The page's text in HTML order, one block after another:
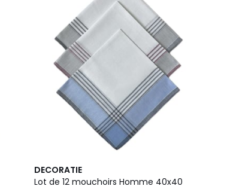
DECORATIE
Lot de 12 mouchoirs Homme 40x40
5
/